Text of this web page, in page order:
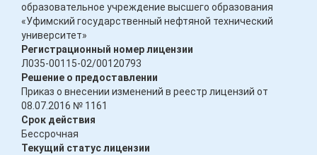
образовательное учреждение высшего образования
«Уфимский государственный нефтяной технический
университет»
Регистрационный номер лицензии
Л035-00115-02/00120793
Решение о предоставлении
Приказ о внесении изменений в реестр лицензий от
08.07.2016 № 1161
Срок действия
Бессрочная
Текущий статус лицензии